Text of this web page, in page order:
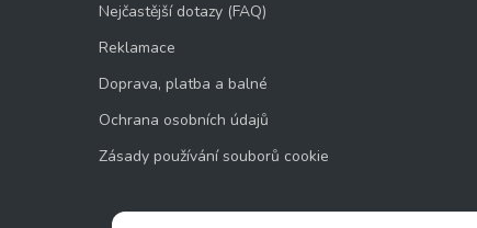
Nejčastější dotazy (FAQ)
Reklamace
Doprava, platba a balné
Ochrana osobních údajů
Zásady používání souborů cookie